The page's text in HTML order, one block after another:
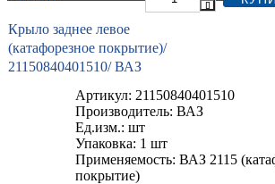
Крыло заднее левое
(катафорезное покрытие)/
21150840401510/ ВАЗ
Артикул: 21150840401510
Производитель: ВАЗ
Ед.изм.: шт
Упаковка: 1 шт
Применяемость: ВАЗ 2115
покрытие)